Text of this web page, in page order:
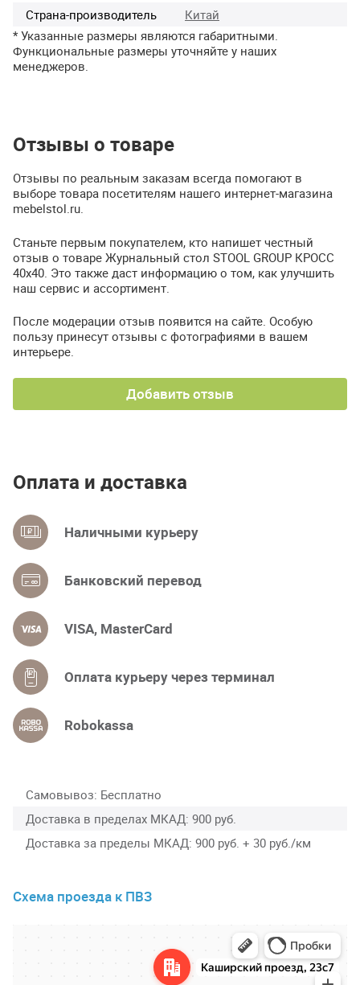
Страна-производитель
Китай
* Указанные размеры являются габаритными.
Функциональные размеры уточняйте у наших
менеджеров.
Отзывы о товаре
Отзывы по реальным заказам всегда помогают в
выборе товара посетителям нашего интернет-магазина
mebelstol.ru.
Станьте первым покупателем, кто напишет честный
отзыв о товаре Журнальный стол STOOL GROUP КРОСС
40х40. Это также даст информацию о том, как улучшить
наш сервис и ассортимент.
После модерации отзыв появится на сайте. Особую
пользу принесут отзывы с фотографиями в вашем
интерьере.
Добавить отзыв
Оплата и доставка
Наличными курьеру
Банковский перевод
VISA, MasterCard
Оплата курьеру через терминал
Robokassa
Самовывоз Бесплатно
Доставка в пределах МКАД 900 руб.
Доставка за пределы МКАД 900 руб. + 30 руб./км
Схема проезда к ПВЗ